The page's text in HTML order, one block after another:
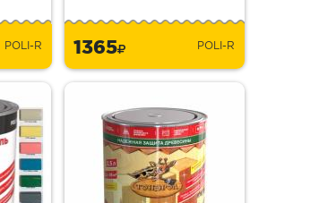
POLI-R 1365 POLI-R